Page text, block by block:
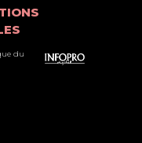
du